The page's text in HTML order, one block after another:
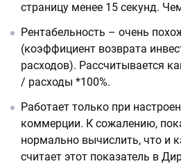
страницу менее 15 секунд.
Рентабельность – очень
(коэффициент возврата
расходов). Рассчитывается
/ расходы *100%.
Работает только при
коммерции. К сожалению,
нормально вычислить, что и
считает этот показатель в